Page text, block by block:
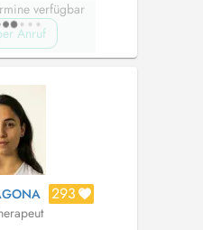
verfügbar
Anruf
293